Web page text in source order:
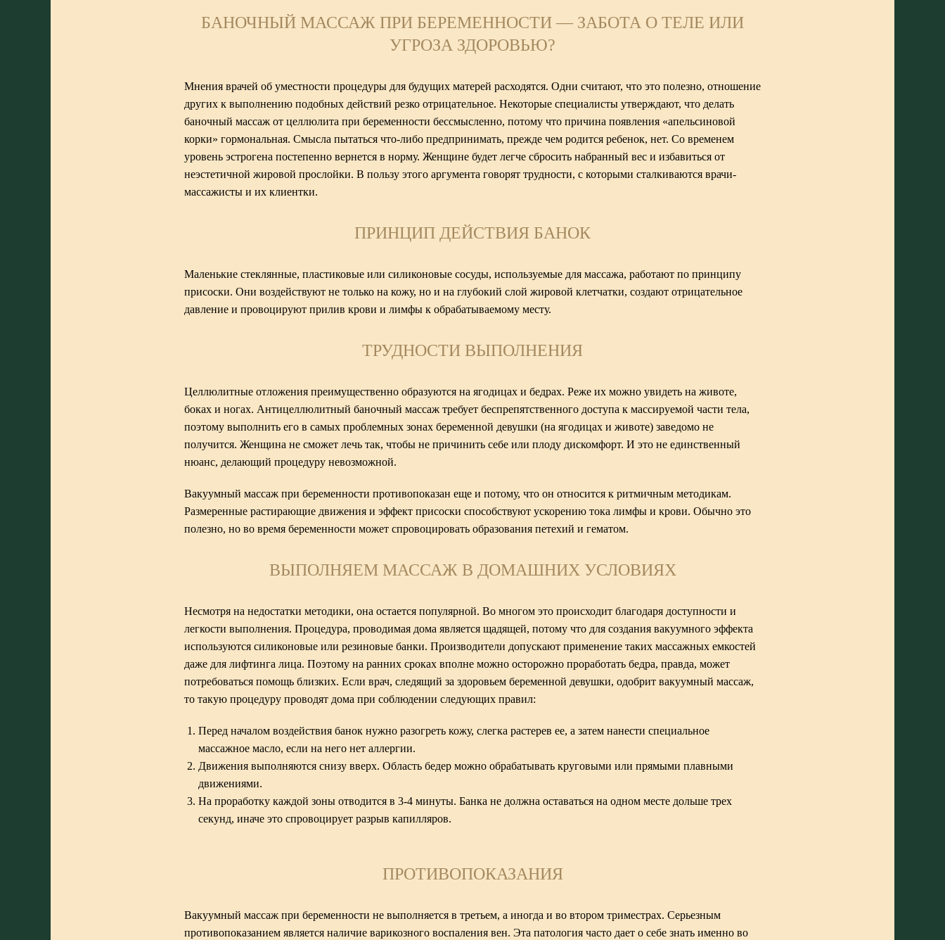
БАНОЧНЫЙ МАССАЖ ПРИ БЕРЕМЕННОСТИ — ЗАБОТА О ТЕЛЕ ИЛИ
УГРОЗА ЗДОРОВЬЮ?
Мнения врачей об уместности процедуры для будущих матерей расходятся. Одни считают, что это полезно, отношение
других к выполнению подобных действий резко отрицательное. Некоторые специалисты утверждают, что делать
баночный массаж от целлюлита при беременности бессмысленно, потому что причина появления «апельсиновой
корки» гормональная. Смысла пытаться что-либо предпринимать, прежде чем родится ребенок, нет. Со временем
уровень эстрогена постепенно вернется в норму. Женщине будет легче сбросить набранный вес и избавиться от
неэстетичной жировой прослойки. В пользу этого аргумента говорят трудности, с которыми сталкиваются врачи-
массажисты и их клиентки.
ПРИНЦИП ДЕЙСТВИЯ БАНОК
Маленькие стеклянные, пластиковые или силиконовые сосуды, используемые для массажа, работают по принципу
присоски. Они воздействуют не только на кожу, но и на глубокий слой жировой клетчатки, создают отрицательное
давление и провоцируют прилив крови и лимфы к обрабатываемому месту.
ТРУДНОСТИ ВЫПОЛНЕНИЯ
Целлюлитные отложения преимущественно образуются на ягодицах и бедрах. Реже их можно увидеть на животе,
боках и ногах. Антицеллюлитный баночный массаж требует беспрепятственного доступа к массируемой части тела,
поэтому выполнить его в самых проблемных зонах беременной девушки (на ягодицах и животе) заведомо не
получится. Женщина не сможет лечь так, чтобы не причинить себе или плоду дискомфорт. И это не единственный
нюанс, делающий процедуру невозможной.
Вакуумный массаж при беременности противопоказан еще и потому, что он относится к ритмичным методикам.
Размеренные растирающие движения и эффект присоски способствуют ускорению тока лимфы и крови. Обычно это
полезно, но во время беременности может спровоцировать образования петехий и гематом.
ВЫПОЛНЯЕМ МАССАЖ В ДОМАШНИХ УСЛОВИЯХ
Несмотря на недостатки методики, она остается популярной. Во многом это происходит благодаря доступности и
легкости выполнения. Процедура, проводимая дома является щадящей, потому что для создания вакуумного эффекта
используются силиконовые или резиновые банки. Производители допускают применение таких массажных емкостей
даже для лифтинга лица. Поэтому на ранних сроках вполне можно осторожно проработать бедра, правда, может
потребоваться помощь близких. Если врач, следящий за здоровьем беременной девушки, одобрит вакуумный массаж,
то такую процедуру проводят дома при соблюдении следующих правил:
Перед началом воздействия банок нужно разогреть кожу, слегка растерев ее, а затем нанести специальное
массажное масло, если на него нет аллергии.
Движения выполняются снизу вверх. Область бедер можно обрабатывать круговыми или прямыми плавными
движениями.
На проработку каждой зоны отводится в 3-4 минуты. Банка не должна оставаться на одном месте дольше трех
секунд, иначе это спровоцирует разрыв капилляров.
ПРОТИВОПОКАЗАНИЯ
Вакуумный массаж при беременности не выполняется в третьем, а иногда и во втором триместрах. Серьезным
противопоказанием является наличие варикозного воспаления вен. Эта патология часто дает о себе знать именно во